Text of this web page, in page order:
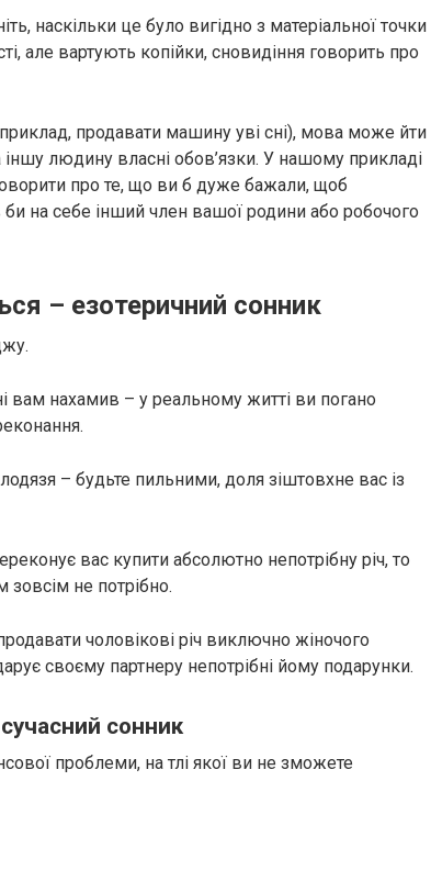
наскільки це було вигідно з матеріальної точки
але вартують копійки, сновидіння говорить про
продавати машину уві сні), мова може йти
людину власні обов’язки. У нашому прикладі
про те, що ви б дуже бажали, щоб
на себе інший член вашої родини або робочого
– езотеричний сонник
вам нахамив – у реальному житті ви погано
– будьте пильними, доля зіштовхне вас із
вас купити абсолютно непотрібну річ, то
не потрібно.
чоловікові річ виключно жіночого
своєму партнеру непотрібні йому подарунки.
сонник
проблеми, на тлі якої ви не зможете